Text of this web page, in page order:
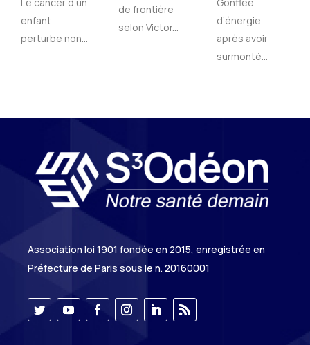
enfant
perturbe non...
de frontière
selon Victor...
d’énergie
après avoir
surmonté...
Association loi 1901 fondée en 2015, enregistrée en
Préfecture de Paris sous le n. 20160001